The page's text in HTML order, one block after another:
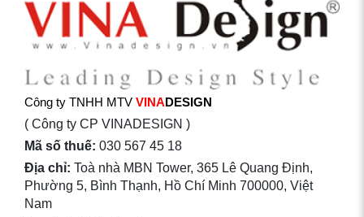
Công ty TNHH MTV VINADESIGN
( Công ty CP VINADESIGN )
Mã số thuế: 030 567 45 18
Địa chỉ: Toà nhà MBN Tower, 365 Lê Quang Định,
Phường 5, Bình Thạnh, Hồ Chí Minh 700000, Việt
Nam